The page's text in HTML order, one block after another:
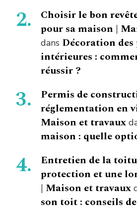
Choisir le bon
pour sa maison |
dans Décoration des
intérieures :
réussir ?
Permis de
réglementation en
Maison et travaux
maison : quelle
Entretien de la
protection et une
| Maison et travaux
son toit : conseils